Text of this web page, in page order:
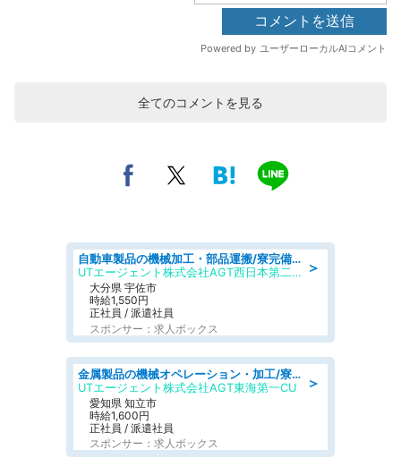
全てのコメントを見る
＞
自動車製品の機械加工・部品運搬/寮完備/日払い/工場・製造
UTエージェント株式会社AGT西日本第二CU
大分県 宇佐市
時給1,550円
正社員 / 派遣社員
スポンサー：求人ボックス
＞
金属製品の機械オペレーション・加工/寮完備/日払い/工場・製造
UTエージェント株式会社AGT東海第一CU
愛知県 知立市
時給1,600円
正社員 / 派遣社員
スポンサー：求人ボックス